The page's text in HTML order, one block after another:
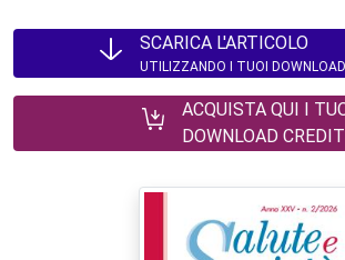
SCARICA L'ARTICOLO
UTILIZZANDO I TUOI
ACQUISTA QUI I
DOWNLOAD